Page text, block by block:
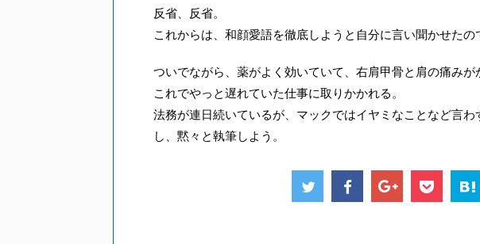
反省、反省。
これからは、和顔愛語を徹底しようと自分に言い聞かせたの
ついでながら、薬がよく効いていて、右肩甲骨と肩の痛みが
これでやっと遅れていた仕事に取りかかれる。
法務が連日続いているが、マックではイヤミなことなど言
し、黙々と執筆しよう。